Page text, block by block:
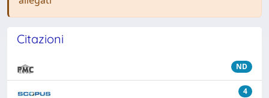
Citazioni
ND
4